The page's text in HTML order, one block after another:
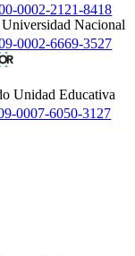
0002-2121-8418
Universidad Nacional
0002-6669-3527
Unidad Educativa
0007-6050-3127